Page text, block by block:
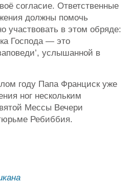
согласие. Ответственные
должны помочь
участвовать в этом обряде:
Господа — это
услышанной в
году Папа Франциск уже
ног нескольким
Мессы Вечери
Ребиббия.